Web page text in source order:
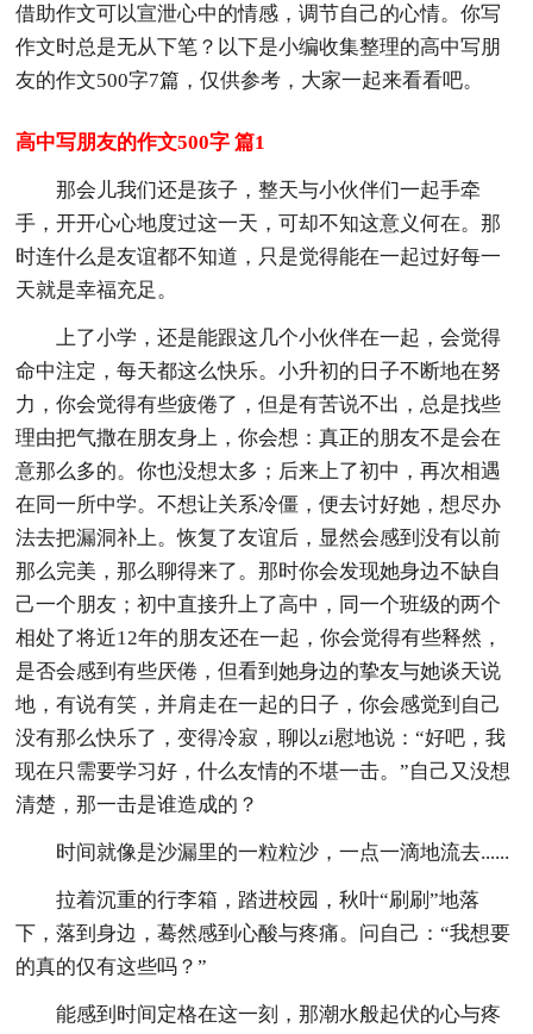
借助作文可以宣泄心中的情感，调节自己的心情。你写
作文时总是无从下笔？以下是小编收集整理的高中写朋
友的作文500字7篇，仅供参考，大家一起来看看吧。
高中写朋友的作文500字 篇1
那会儿我们还是孩子，整天与小伙伴们一起手牵
手，开开心心地度过这一天，可却不知这意义何在。那
时连什么是友谊都不知道，只是觉得能在一起过好每一
天就是幸福充足。
上了小学，还是能跟这几个小伙伴在一起，会觉得
命中注定，每天都这么快乐。小升初的日子不断地在努
力，你会觉得有些疲倦了，但是有苦说不出，总是找些
理由把气撒在朋友身上，你会想：真正的朋友不是会在
意那么多的。你也没想太多；后来上了初中，再次相遇
在同一所中学。不想让关系冷僵，便去讨好她，想尽办
法去把漏洞补上。恢复了友谊后，显然会感到没有以前
那么完美，那么聊得来了。那时你会发现她身边不缺自
己一个朋友；初中直接升上了高中，同一个班级的两个
相处了将近12年的朋友还在一起，你会觉得有些释然，
是否会感到有些厌倦，但看到她身边的挚友与她谈天说
地，有说有笑，并肩走在一起的日子，你会感觉到自己
没有那么快乐了，变得冷寂，聊以zi慰地说：“好吧，我
现在只需要学习好，什么友情的不堪一击。”自己又没想
清楚，那一击是谁造成的？
时间就像是沙漏里的一粒粒沙，一点一滴地流去......
拉着沉重的行李箱，踏进校园，秋叶“刷刷”地落
下，落到身边，蓦然感到心酸与疼痛。问自己：“我想要
的真的仅有这些吗？”
能感到时间定格在这一刻，那潮水般起伏的心与疼